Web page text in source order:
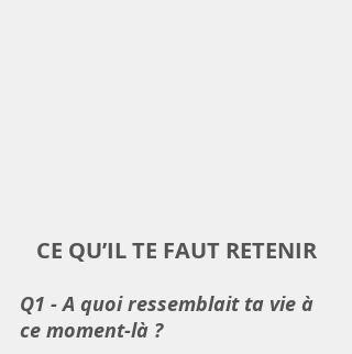
CE QU’IL TE FAUT RETENIR
Q1 - A quoi ressemblait ta vie à
ce moment-là ?